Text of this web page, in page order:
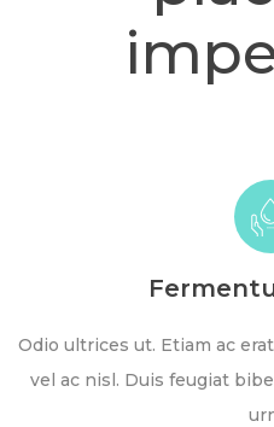
Odio ultrices ut. Etiam ac
vel ac nisl. Duis feugiat